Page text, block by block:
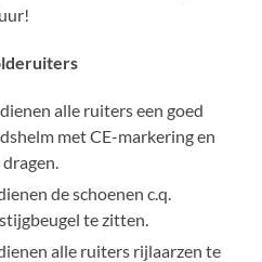
alle ruiters een goed
met CE-markering en
de schoenen c.q.
te zitten.
alle ruiters rijlaarzen te